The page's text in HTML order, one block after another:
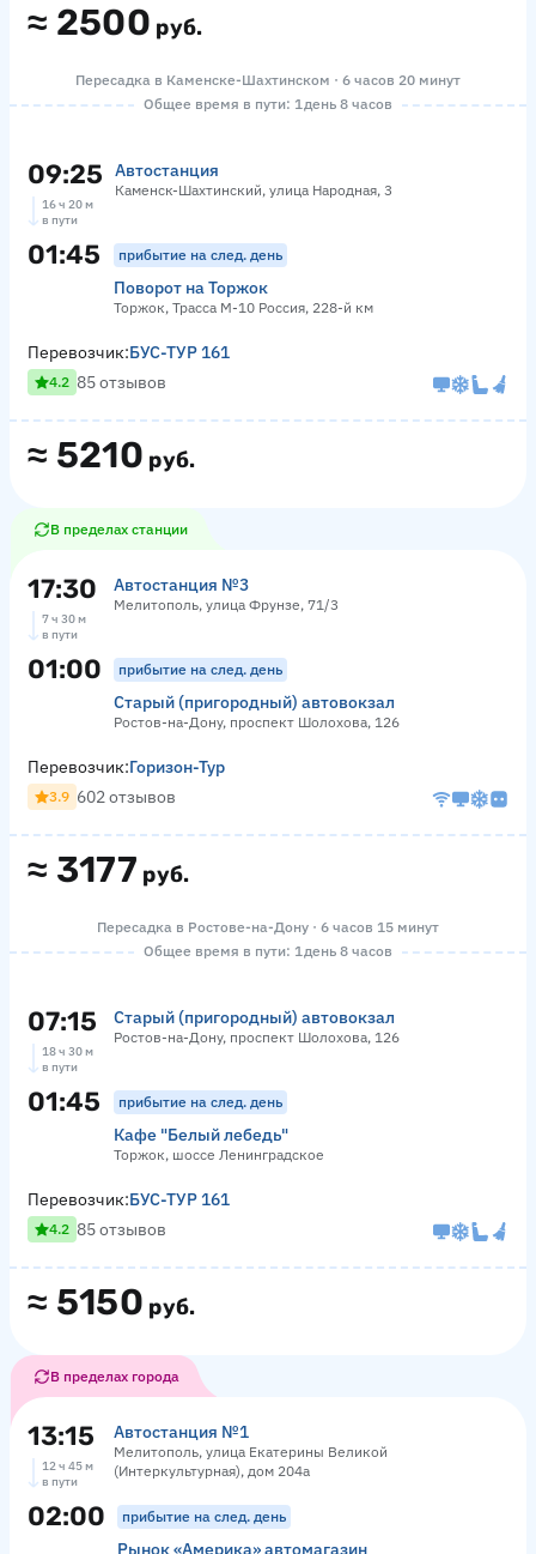
≈ 2500 руб.
Пересадка в Каменске-Шахтинском · 6 часов 20 минут
Общее время в пути: 1 день 8 часов
09:25 Автостанция
Каменск-Шахтинский, улица Народная, 3
16 ч 20 м
в пути
01:45 прибытие на след. день
Поворот на Торжок
Торжок, Трасса М-10 Россия, 228-й км
≈ 5210 руб.
Перевозчик:БУС-ТУР 161
4.2 85 отзывов
В пределах станции
17:30 Автостанция №3
Мелитополь, улица Фрунзе, 71/3
7 ч 30 м
в пути
01:00 прибытие на след. день
Старый (пригородный) автовокзал
Ростов-на-Дону, проспект Шолохова, 126
≈ 3177 руб.
Перевозчик:Горизон-Тур
3.9 602 отзывов
Пересадка в Ростове-на-Дону · 6 часов 15 минут
Общее время в пути: 1 день 8 часов
07:15 Старый (пригородный) автовокзал
Ростов-на-Дону, проспект Шолохова, 126
18 ч 30 м
в пути
01:45 прибытие на след. день
Кафе "Белый лебедь"
Торжок, шоссе Ленинградское
≈ 5150 руб.
Перевозчик:БУС-ТУР 161
4.2 85 отзывов
В пределах города
13:15 Автостанция №1
Мелитополь, улица Екатерины Великой
(Интеркультурная), дом 204а
12 ч 45 м
в пути
02:00 прибытие на след. день
Рынок «Америка» автомагазин